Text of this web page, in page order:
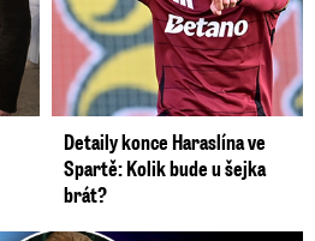
Detaily konce Haraslína ve
Spartě: Kolik bude u šejka
brát?